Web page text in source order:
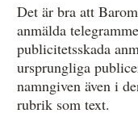
Det är bra att
anmälda
publicitetsskada
ursprungliga
namngiven även i
rubrik som text.